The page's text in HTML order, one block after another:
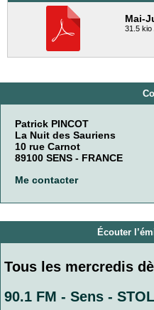
Mai-
31.5 kio
Patrick PINCOT
La Nuit des Sauriens
10 rue Carnot
89100 SENS - FRANCE
Me contacter
Écouter
Tous les mercredis
90.1 FM - Sens -